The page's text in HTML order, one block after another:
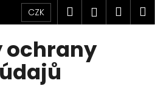
CZK Hledat
ochrany